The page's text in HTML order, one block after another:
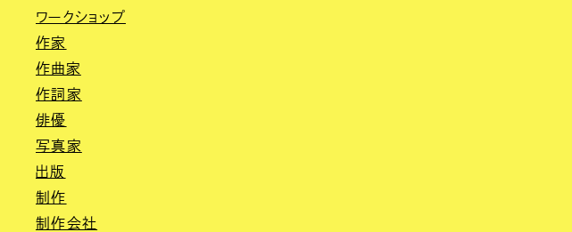
ワークショップ
作家
作曲家
作詞家
俳優
写真家
出版
制作
制作会社